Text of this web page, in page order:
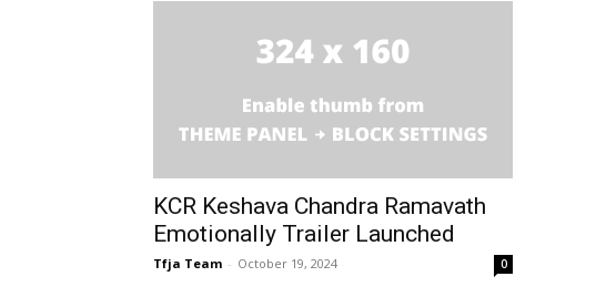
KCR Keshava Chandra Ramavath
Emotionally Trailer Launched
Tfja Team - October 19, 2024 0